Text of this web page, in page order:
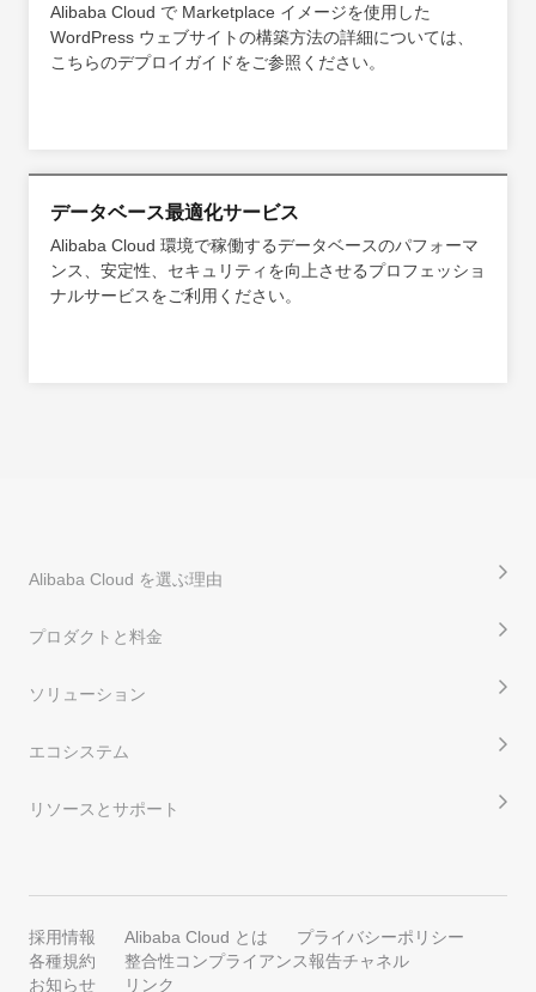
Alibaba Cloud で Marketplace イメージを使用した
WordPress ウェブサイトの構築方法の詳細については、
こちらのデプロイガイドをご参照ください。
データベース最適化サービス
Alibaba Cloud 環境で稼働するデータベースのパフォーマ
ンス、安定性、セキュリティを向上させるプロフェッショ
ナルサービスをご利用ください。
Alibaba Cloud を選ぶ理由
プロダクトと料金
ソリューション
エコシステム
リソースとサポート
採用情報 Alibaba Cloud とは
プライバシーポリシー
各種規約
整合性コンプライアンス報告チャネル
お知らせ
リンク